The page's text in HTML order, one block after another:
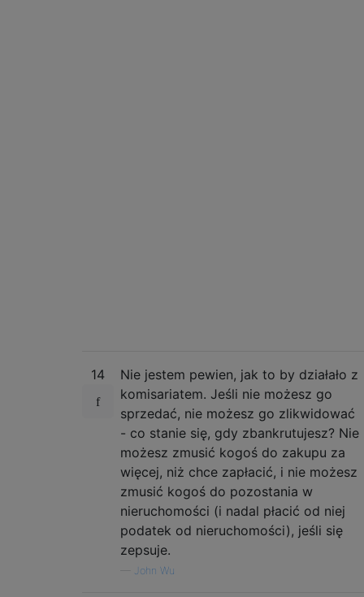
14
Nie jestem pewien, jak to by działało z
komisariatem. Jeśli nie możesz go
sprzedać, nie możesz go zlikwidować
- co stanie się, gdy zbankrutujesz? Nie
możesz zmusić kogoś do zakupu za
więcej, niż chce zapłacić, i nie możesz
zmusić kogoś do pozostania w
nieruchomości (i nadal płacić od niej
podatek od nieruchomości), jeśli się
zepsuje.
John Wu